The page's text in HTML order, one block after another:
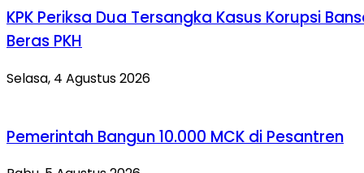
KPK Periksa Dua Tersangka Kasus Korupsi
Beras PKH
Selasa, 4 Agustus 2026
Pemerintah Bangun 10.000 MCK di Pesantren